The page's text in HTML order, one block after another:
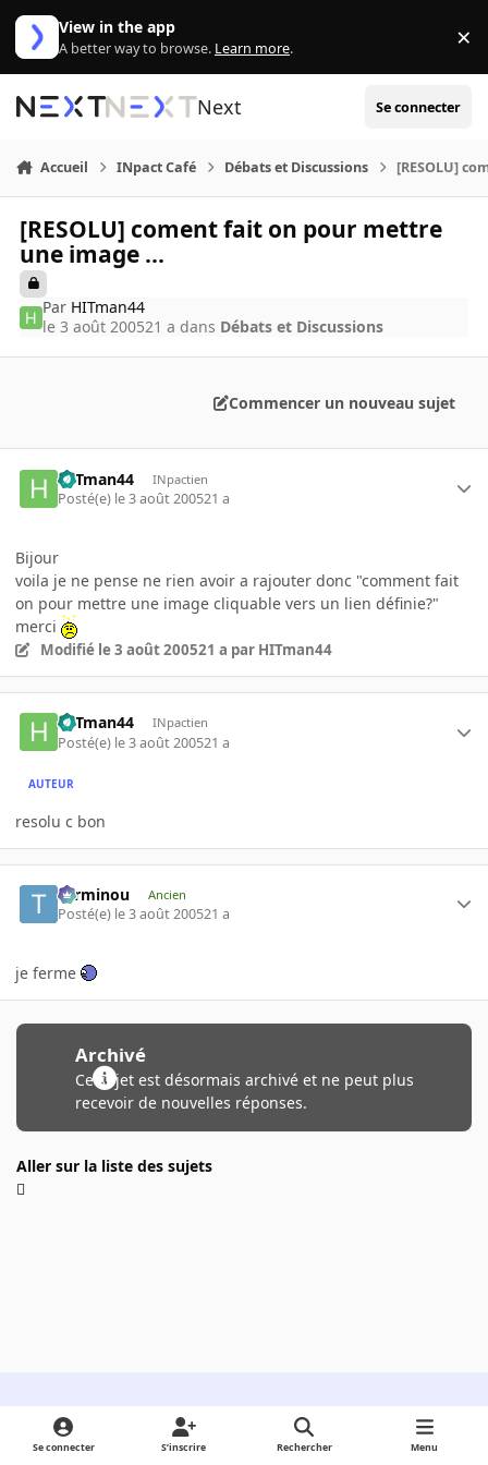
Aller au contenu
View in the app
A better way to browse. Learn more. ×
Next Se connecter
Accueil INpact Café Débats et Discussions [RESOLU]
[RESOLU] coment fait on pour mettre
une image ...
Par HITman44
le 3 août 200521 a dans Débats et Discussions
Commencer un nouveau sujet
HITman44 INpactien
Posté(e) le 3 août 200521 a
Bijour
voila je ne pense ne rien avoir a rajouter donc "comment fait
on pour mettre une image cliquable vers un lien définie?"
merci
Modifié le 3 août 200521 a par HITman44
HITman44 INpactien
Posté(e) le 3 août 200521 a
AUTEUR
resolu c bon
Terminou Ancien
Posté(e) le 3 août 200521 a
je ferme
Archivé
Ce sujet est désormais archivé et ne peut plus
recevoir de nouvelles réponses.
Aller sur la liste des sujets
Light ModeDark ModeSystem Preference
Se connecter S’inscrire Rechercher Menu